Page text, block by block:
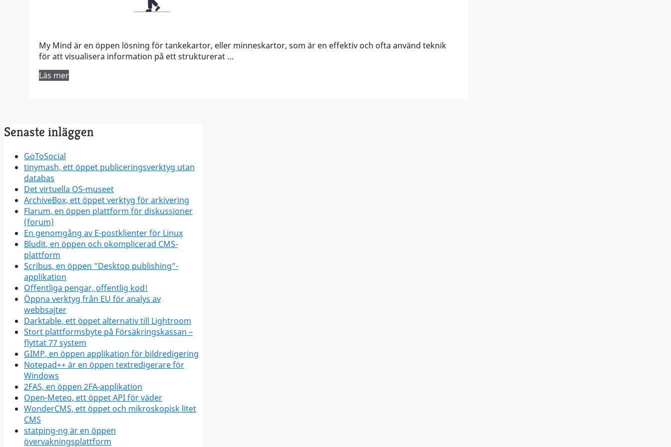
My Mind är en öppen lösning för tankekartor, eller minneskartor, som är en effektiv och ofta använd teknik
för att visualisera information på ett strukturerat …
Läs mer
Senaste inläggen
GoToSocial
tinymash, ett öppet publiceringsverktyg utan
databas
Det virtuella OS-museet
ArchiveBox, ett öppet verktyg för arkivering
Flarum, en öppen plattform för diskussioner
(forum)
En genomgång av E-postklienter för Linux
Bludit, en öppen och okomplicerad CMS-
plattform
Scribus, en öppen ”Desktop publishing”-
applikation
Offentliga pengar, offentlig kod!
Öppna verktyg från EU för analys av
webbsajter
Darktable, ett öppet alternativ till Lightroom
Stort plattformsbyte på Försäkringskassan –
flyttat 77 system
GIMP, en öppen applikation för bildredigering
Notepad++ är en öppen textredigerare för
Windows
2FAS, en öppen 2FA-applikation
Open-Meteo, ett öppet API för väder
WonderCMS, ett öppet och mikroskopisk litet
CMS
statping-ng är en öppen
övervakningsplattform